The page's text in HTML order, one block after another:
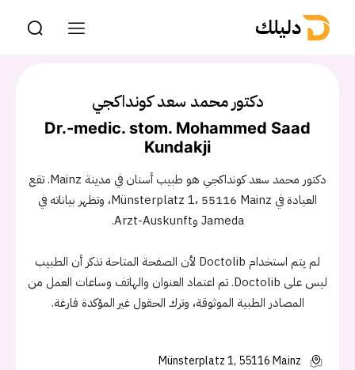
دليلك
دكتور محمد سعد كونداكجي
Dr.-medic. stom. Mohammed Saad
Kundakji
دكتور محمد سعد كونداكجي هو طبيب أسنان في مدينة Mainz. تقع
العيادة في Münsterplatz 1، 55116 Mainz، وتظهر بياناته في
Jameda وArzt-Auskunft.
لم يتم استخدام Doctolib لأن الصفحة المتاحة تذكر أن الطبيب
ليس على Doctolib. تم اعتماد العنوان والهاتف وساعات العمل من
المصادر الطبية الموثوقة، وترك الحقول غير المؤكدة فارغة.
Münsterplatz 1, 55116 Mainz